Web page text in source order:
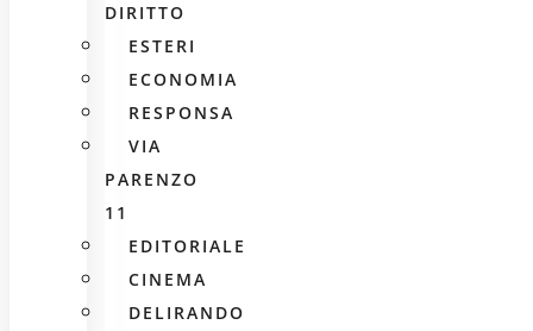
DIRITTO
ESTERI
ECONOMIA
RESPONSA
VIA
PARENZO
11
EDITORIALE
CINEMA
DELIRANDO